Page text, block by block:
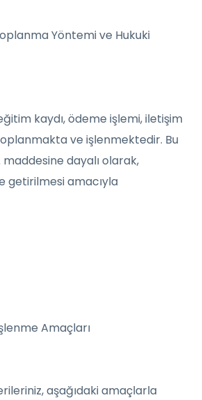
Yöntemi ve Hukuki
kaydı, ödeme işlemi, iletişim
ve işlenmektedir. Bu
maddesine dayalı olarak,
getirilmesi amacıyla
Amaçları
aşağıdaki amaçlarla